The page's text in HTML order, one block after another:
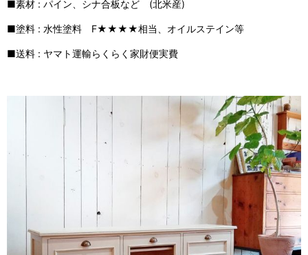
■素材 : パイン、シナ合板など (北米産)
■塗料 : 水性塗料 F★★★★相当、オイルステイン等
■送料 : ヤマト運輸らくらく家財便実費